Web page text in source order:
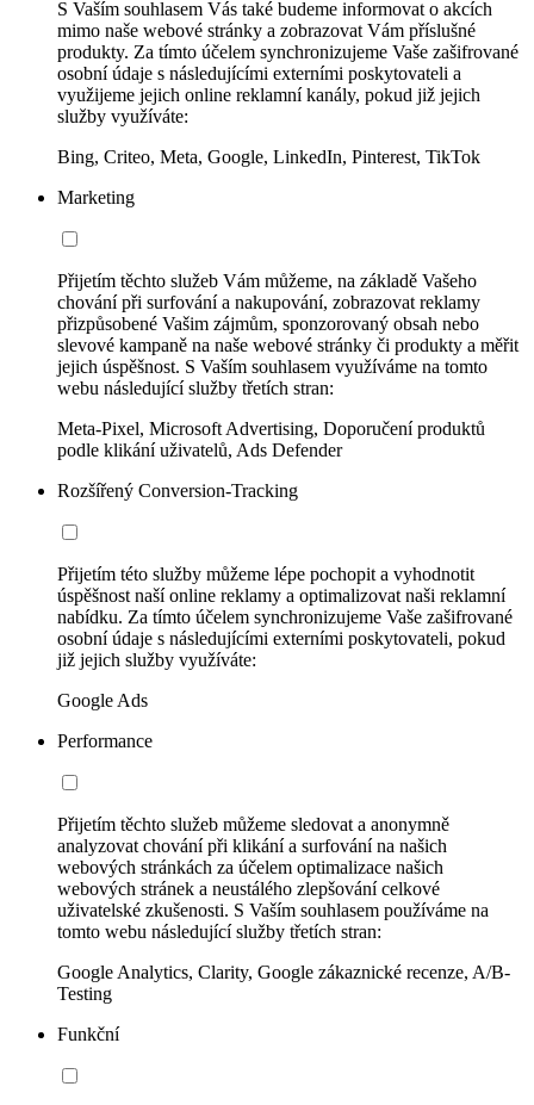
S Vaším souhlasem Vás také budeme informovat o akcích
mimo naše webové stránky a zobrazovat Vám příslušné
produkty. Za tímto účelem synchronizujeme Vaše zašifrované
osobní údaje s následujícími externími poskytovateli a
využijeme jejich online reklamní kanály, pokud již jejich
služby využíváte:
Bing, Criteo, Meta, Google, LinkedIn, Pinterest, TikTok
Marketing
Přijetím těchto služeb Vám můžeme, na základě Vašeho
chování při surfování a nakupování, zobrazovat reklamy
přizpůsobené Vašim zájmům, sponzorovaný obsah nebo
slevové kampaně na naše webové stránky či produkty a měřit
jejich úspěšnost. S Vaším souhlasem využíváme na tomto
webu následující služby třetích stran:
Meta-Pixel, Microsoft Advertising, Doporučení produktů
podle klikání uživatelů, Ads Defender
Rozšířený Conversion-Tracking
Přijetím této služby můžeme lépe pochopit a vyhodnotit
úspěšnost naší online reklamy a optimalizovat naši reklamní
nabídku. Za tímto účelem synchronizujeme Vaše zašifrované
osobní údaje s následujícími externími poskytovateli, pokud
již jejich služby využíváte:
Google Ads
Performance
Přijetím těchto služeb můžeme sledovat a anonymně
analyzovat chování při klikání a surfování na našich
webových stránkách za účelem optimalizace našich
webových stránek a neustálého zlepšování celkové
uživatelské zkušenosti. S Vaším souhlasem používáme na
tomto webu následující služby třetích stran:
Google Analytics, Clarity, Google zákaznické recenze, A/B-
Testing
Funkční